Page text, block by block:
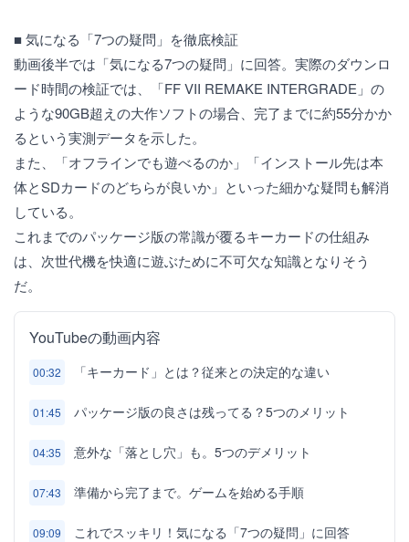
■ 気になる「7つの疑問」を徹底検証
動画後半では「気になる7つの疑問」に回答。実際のダウンロ
ード時間の検証では、「FF VII REMAKE INTERGRADE」の
ような90GB超えの大作ソフトの場合、完了までに約55分かか
るという実測データを示した。
また、「オフラインでも遊べるのか」「インストール先は本
体とSDカードのどちらが良いか」といった細かな疑問も解消
している。
これまでのパッケージ版の常識が覆るキーカードの仕組み
は、次世代機を快適に遊ぶために不可欠な知識となりそう
だ。
YouTubeの動画内容
00:32 「キーカード」とは？従来との決定的な違い
01:45 パッケージ版の良さは残ってる？5つのメリット
04:35 意外な「落とし穴」も。5つのデメリット
07:43 準備から完了まで。ゲームを始める手順
09:09 これでスッキリ！気になる「7つの疑問」に回答